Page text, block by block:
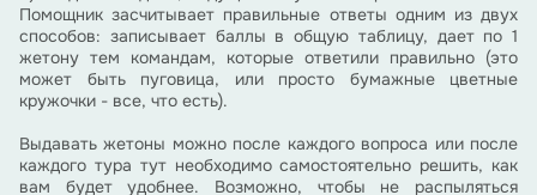
Помощник засчитывает правильные ответы одним из двух
способов: записывает баллы в общую таблицу, дает по 1
жетону тем командам, которые ответили правильно (это
может быть пуговица, или просто бумажные цветные
кружочки - все, что есть).
Выдавать жетоны можно после каждого вопроса или после
каждого тура тут необходимо самостоятельно решить, как
вам будет удобнее. Возможно, чтобы не распыляться